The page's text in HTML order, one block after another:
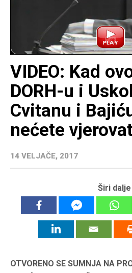
VIDEO: Kad
DORH-u i
Cvitanu i
nećete
14 VELJAČE, 2017
Širi dalje
OTVORENO SE SUMNJA NA